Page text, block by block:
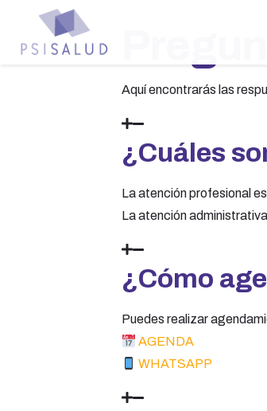
Aquí encontrarás las
¿Cuáles
La atención profesional
La atención
¿Cómo
Puedes realizar
AGENDA
WHATSAPP